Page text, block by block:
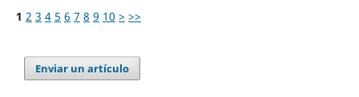
1 2 3 4 5 6 7 8 9 10 > >>
Enviar un artículo